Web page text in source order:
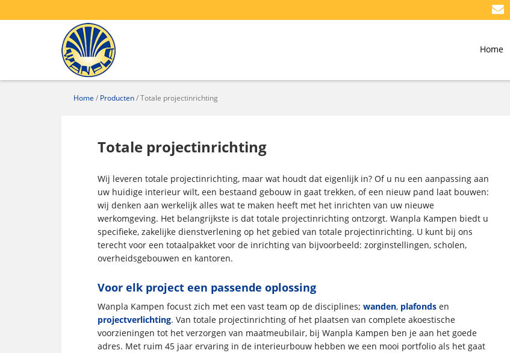
Home
Home / Producten/Totale projectinrichting
Totale projectinrichting
Wij leveren totale projectinrichting, maar wat houdt dat eigenlijk in? Of u nu een aanpassing aan
uw huidige interieur wilt, een bestaand gebouw in gaat trekken, of een nieuw pand laat bouwen:
wij denken aan werkelijk alles wat te maken heeft met het inrichten van uw nieuwe
werkomgeving. Het belangrijkste is dat totale projectinrichting ontzorgt. Wanpla Kampen biedt u
specifieke, zakelijke dienstverlening op het gebied van totale projectinrichting. U kunt bij ons
terecht voor een totaalpakket voor de inrichting van bijvoorbeeld: zorginstellingen, scholen,
overheidsgebouwen en kantoren.
Voor elk project een passende oplossing
Wanpla Kampen focust zich met een vast team op de disciplines; wanden, plafonds en
projectverlichting. Van totale projectinrichting of het plaatsen van complete akoestische
voorzieningen tot het verzorgen van maatmeubilair, bij Wanpla Kampen ben je aan het goede
adres. Met ruim 45 jaar ervaring in de interieurbouw hebben we een mooi portfolio als het gaat